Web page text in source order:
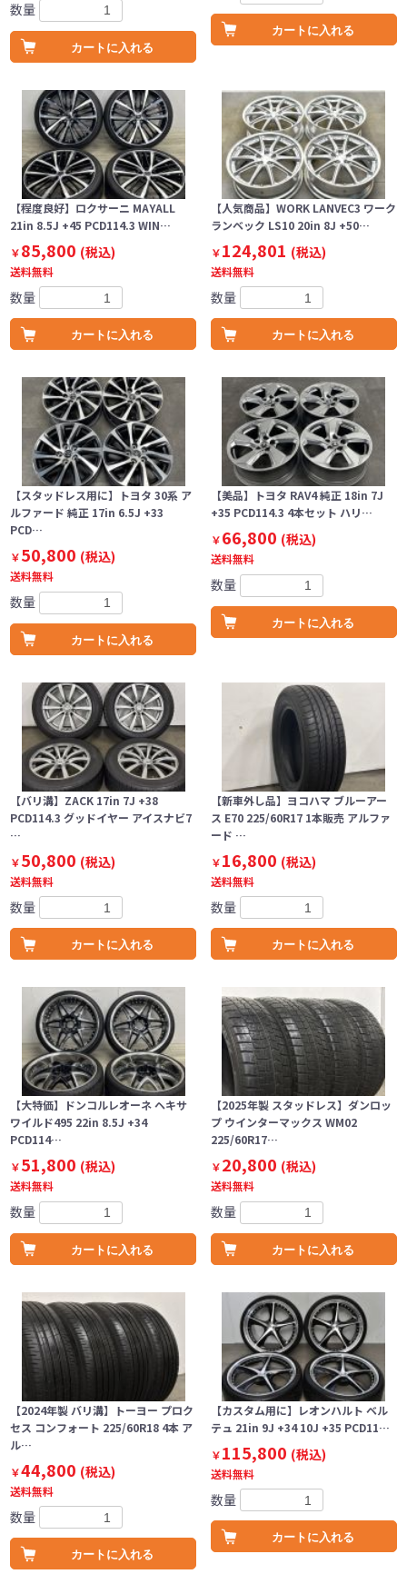
数量
カートに入れる
カートに入れる
【程度良好】ロクサーニ MAYALL
21in 8.5J +45 PCD114.3 WIN…
￥85,800 (税込)
送料無料
数量
カートに入れる
【人気商品】WORK LANVEC3 ワーク
ランベック LS10 20in 8J +50…
￥124,801 (税込)
送料無料
数量
カートに入れる
【スタッドレス用に】トヨタ 30系 ア
ルファード 純正 17in 6.5J +33
PCD…
￥50,800 (税込)
送料無料
数量
カートに入れる
【美品】トヨタ RAV4 純正 18in 7J
+35 PCD114.3 4本セット ハリ…
￥66,800 (税込)
送料無料
数量
カートに入れる
【バリ溝】ZACK 17in 7J +38
PCD114.3 グッドイヤー アイスナビ7
…
￥50,800 (税込)
送料無料
数量
カートに入れる
【新車外し品】ヨコハマ ブルーアー
ス E70 225/60R17 1本販売 アルファ
ード …
￥16,800 (税込)
送料無料
数量
カートに入れる
【大特価】ドンコルレオーネ ヘキサ
ワイルド495 22in 8.5J +34
PCD114…
￥51,800 (税込)
送料無料
数量
カートに入れる
【2025年製 スタッドレス】ダンロッ
プ ウインターマックス WM02
225/60R17…
￥20,800 (税込)
送料無料
数量
カートに入れる
【2024年製 バリ溝】トーヨー プロク
セス コンフォート 225/60R18 4本 ア
ル…
￥44,800 (税込)
送料無料
数量
カートに入れる
【カスタム用に】レオンハルト ベル
テュ 21in 9J +34 10J +35 PCD11…
￥115,800 (税込)
送料無料
数量
カートに入れる